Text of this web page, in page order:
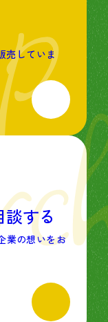
売していま
する
業の想いをお